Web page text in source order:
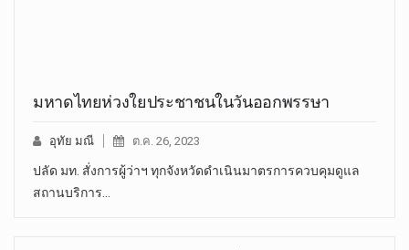
มหาดไทยห่วงใยประชาชนในวันออกพรรษา
อุทัย มณี ต.ค. 26, 2023
ปลัด มท. สั่งการผู้ว่าฯ ทุกจังหวัดดำเนินมาตรการควบคุมดูแล
สถานบริการ…